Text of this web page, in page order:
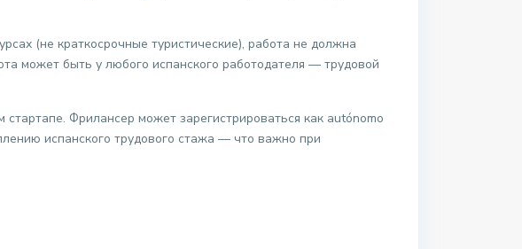
(не краткосрочные туристические), работа не должна
может быть у любого испанского работодателя — трудовой
Фрилансер может зарегистрироваться как autónomo
испанского трудового стажа — что важно при